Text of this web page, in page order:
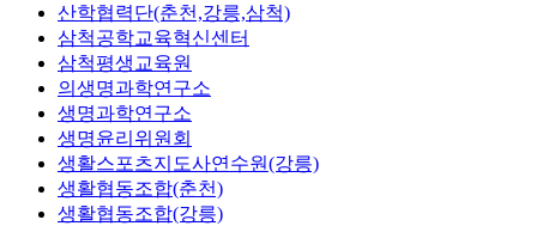
산학협력단(춘천,강릉,삼척)
삼척공학교육혁신센터
삼척평생교육원
의생명과학연구소
생명과학연구소
생명윤리위원회
생활스포츠지도사연수원(강릉)
생활협동조합(춘천)
생활협동조합(강릉)